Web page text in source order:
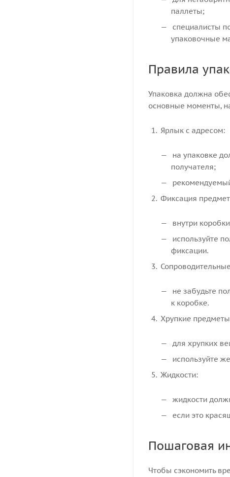
паллеты;
специалисты
упаковочные
Правила
Упаковка должна
основные моменты,
Ярлык с адресом:
на упаковке
получателя;
Фиксация
внутри
используйте
фиксации.
не забудьте
к коробке.
Хрупкие
для хрупких
используйте
Жидкости:
жидкости
если это
Пошаговая
Чтобы сэкономить